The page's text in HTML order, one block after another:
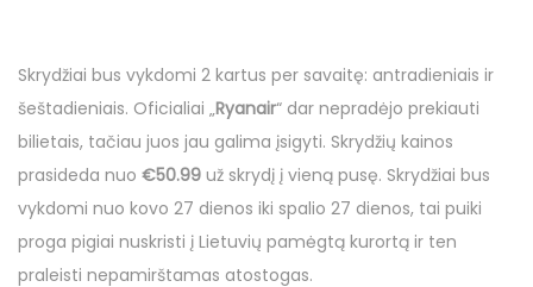
p
k
r
i
č
i
o
Skrydžiai bus vykdomi 2 kartus per savaitę: antradieniais ir
šeštadieniais. Oficialiai „Ryanair“ dar nepradėjo prekiauti
bilietais, tačiau juos jau galima įsigyti. Skrydžių kainos
prasideda nuo €50.99 už skrydį į vieną pusę. Skrydžiai bus
vykdomi nuo kovo 27 dienos iki spalio 27 dienos, tai puiki
proga pigiai nuskristi į Lietuvių pamėgtą kurortą ir ten
praleisti nepamirštamas atostogas.